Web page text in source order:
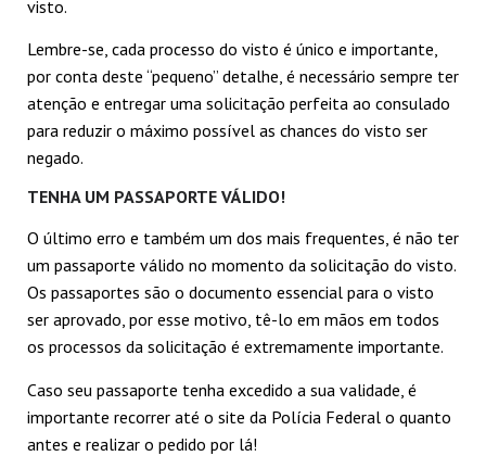
visto.
Lembre-se, cada processo do visto é único e importante,
por conta deste “pequeno” detalhe, é necessário sempre ter
atenção e entregar uma solicitação perfeita ao consulado
para reduzir o máximo possível as chances do visto ser
negado.
TENHA UM PASSAPORTE VÁLIDO!
O último erro e também um dos mais frequentes, é não ter
um passaporte válido no momento da solicitação do visto.
Os passaportes são o documento essencial para o visto
ser aprovado, por esse motivo, tê-lo em mãos em todos
os processos da solicitação é extremamente importante.
Caso seu passaporte tenha excedido a sua validade, é
importante recorrer até o site da Polícia Federal o quanto
antes e realizar o pedido por lá!